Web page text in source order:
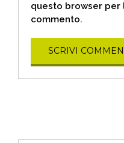
questo browser per
commento.